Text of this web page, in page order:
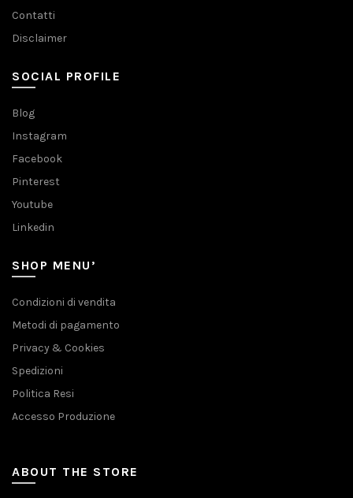
Contatti
Disclaimer
SOCIAL PROFILE
Blog
Instagram
Facebook
Pinterest
Youtube
Linkedin
SHOP MENU’
Condizioni di vendita
Metodi di pagamento
Privacy & Cookies
Spedizioni
Politica Resi
Accesso Produzione
ABOUT THE STORE